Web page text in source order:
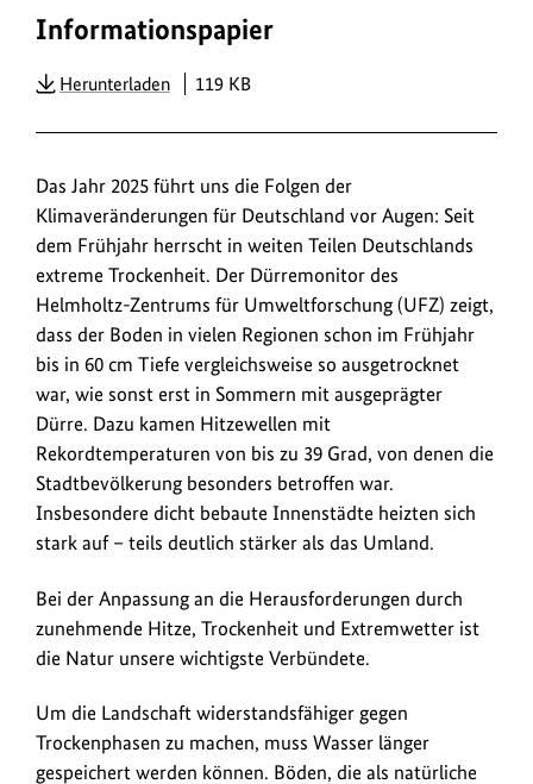
Informationspapier
HerunterladenPDF119 KB
Das Jahr 2025 führt uns die Folgen der
Klimaveränderungen für Deutschland vor Augen: Seit
dem Frühjahr herrscht in weiten Teilen Deutschlands
extreme Trockenheit. Der Dürremonitor des
Helmholtz-Zentrums für Umweltforschung (UFZ) zeigt,
dass der Boden in vielen Regionen schon im Frühjahr
bis in 60 cm Tiefe vergleichsweise so ausgetrocknet
war, wie sonst erst in Sommern mit ausgeprägter
Dürre. Dazu kamen Hitzewellen mit
Rekordtemperaturen von bis zu 39 Grad, von denen die
Stadtbevölkerung besonders betroffen war.
Insbesondere dicht bebaute Innenstädte heizten sich
stark auf – teils deutlich stärker als das Umland.
Bei der Anpassung an die Herausforderungen durch
zunehmende Hitze, Trockenheit und Extremwetter ist
die Natur unsere wichtigste Verbündete.
Um die Landschaft widerstandsfähiger gegen
Trockenphasen zu machen, muss Wasser länger
gespeichert werden können. Böden, die als natürliche